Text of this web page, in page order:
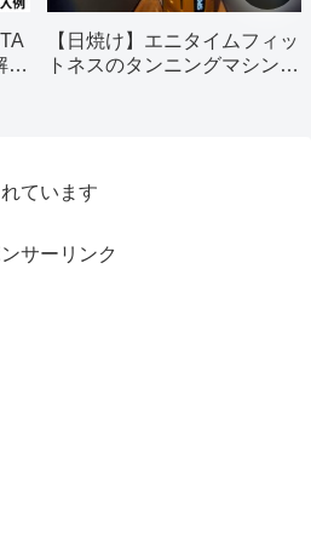
説
【日焼け】エニタイムフィッ
トネスのタンニングマシン使
ています
サーリンク